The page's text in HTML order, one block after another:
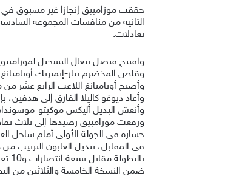
تعادلات.
وافتتح فيصل بنغال التسجيل لموزامبيق برأسية إثر ركلة ركنية
وقلص المخضرم بيار-إيميريك أوباميانغ
وأصبح أوباميانغ اللاعب الرابع عشر من مرسيليا الفرنسي تسجيلا لهدف
وأعاد ديوغو كاليلا الفارق إلى
وأنعش البديل أليكس موكيتو-موسونداه
خسارة في الجولة الأولى أمام ساحل العاج
ضمن النسخة الخامسة والثلاثين من